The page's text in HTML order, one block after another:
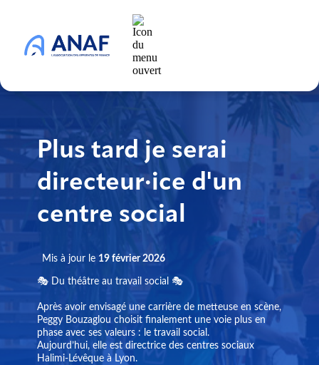
Plus tard je serai
directeur·ice d'un
centre social
Mis à jour le 19 février 2026
🎭 Du théâtre au travail social 🎭
Après avoir envisagé une carrière de metteuse en scène,
Peggy Bouzaglou choisit finalement une voie plus en
phase avec ses valeurs : le travail social.
Aujourd’hui, elle est directrice des centres sociaux
Halimi-Lévêque à Lyon.